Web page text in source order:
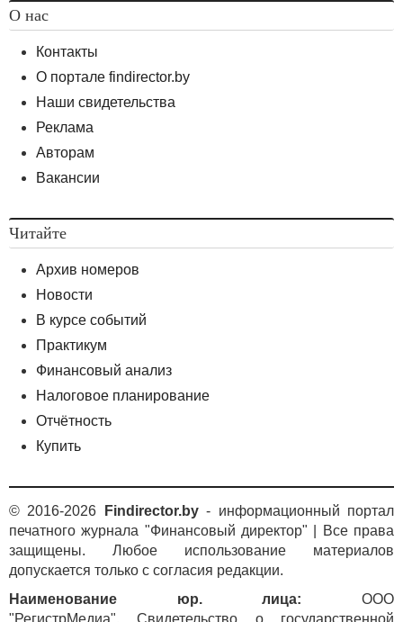
О нас
Контакты
О портале findirector.by
Наши свидетельства
Реклама
Авторам
Вакансии
Читайте
Архив номеров
Новости
В курсе событий
Практикум
Финансовый анализ
Налоговое планирование
Отчётность
Купить
© 2016-2026 Findirector.by- информационный портал
печатного журнала "Финансовый директор" | Все права
защищены. Любое использование материалов
допускается только с согласия редакции.
Наименование юр. лица: ООО
"РегистрМедиа". Свидетельство о государственной